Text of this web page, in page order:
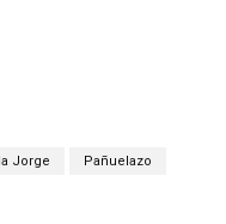
Jorge Pañuelazo